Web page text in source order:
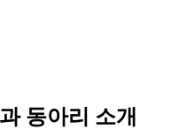
동아리 소개